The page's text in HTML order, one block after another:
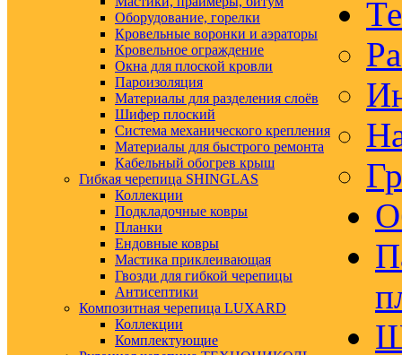
Оборудование, горелки
Кровельные воронки и аэраторы
Кровельное ограждение
Окна для плоской кровли
Пароизоляция
Материалы для разделения слоёв
Шифер плоский
Система механического крепления
Материалы для быстрого ремонта
Кабельный обогрев крыш
Гибкая черепица SHINGLAS
Коллекции
Подкладочные ковры
Планки
Ендовные ковры
Мастика приклеивающая
Гвозди для гибкой черепицы
Антисептики
Композитная черепица LUXARD
Коллекции
Комплектующие